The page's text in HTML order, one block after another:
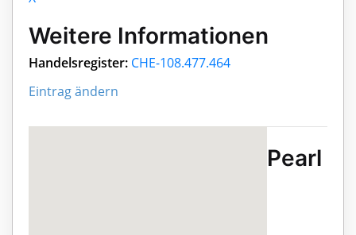
Weitere Informationen
Handelsregister: CHE-108.477.464
Eintrag ändern
Pearl